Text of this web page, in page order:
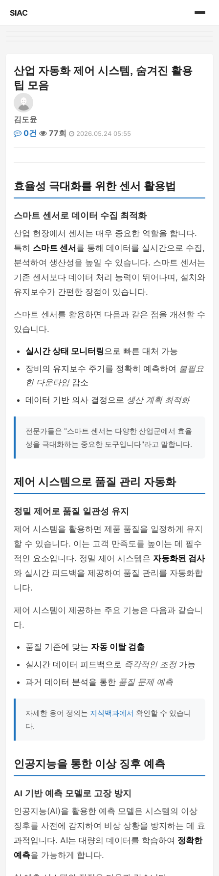
SIAC
산업 자동화 제어 시스템, 숨겨진 활용
팁 모음
김도윤
0건
77회 2026.05.24 05:55
효율성 극대화를 위한 센서 활용법
스마트 센서로 데이터 수집 최적화
산업 현장에서 센서는 매우 중요한 역할을 합니다.
특히 스마트 센서 를 통해 데이터를 실시간으로 수집,
분석하여 생산성을 높일 수 있습니다. 스마트 센서는
기존 센서보다 데이터 처리 능력이 뛰어나며, 설치와
유지보수가 간편한 장점이 있습니다.
스마트 센서를 활용하면 다음과 같은 점을 개선할 수
있습니다.
실시간 상태 모니터링으로 빠른 대처 가능
장비의 유지보수 주기를 정확히 예측하여 불필요
한 다운타임감소
데이터 기반 의사 결정으로 생산 계획 최적화
전문가들은 "스마트 센서는 다양한 산업군에서 효율
성을 극대화하는 중요한 도구입니다"라고 말합니다.
제어 시스템으로 품질 관리 자동화
정밀 제어로 품질 일관성 유지
제어 시스템을 활용하면 제품 품질을 일정하게 유지
할 수 있습니다. 이는 고객 만족도를 높이는 데 필수
적인 요소입니다. 정밀 제어 시스템은 자동화된 검사
와 실시간 피드백을 제공하여 품질 관리를 자동화합
니다.
제어 시스템이 제공하는 주요 기능은 다음과 같습니
다.
품질 기준에 맞는 자동 이탈 검출
실시간 데이터 피드백으로 즉각적인 조정가능
과거 데이터 분석을 통한 품질 문제 예측
자세한 용어 정의는 지식백과에서 확인할 수 있습니
다.
인공지능을 통한 이상 징후 예측
AI 기반 예측 모델로 고장 방지
인공지능(AI)을 활용한 예측 모델은 시스템의 이상
징후를 사전에 감지하여 비상 상황을 방지하는 데 효
과적입니다. AI는 대량의 데이터를 학습하여 정확한
예측을 가능하게 합니다.